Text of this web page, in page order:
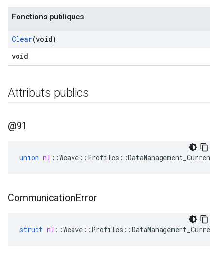
Fonctions publiques
Clear(void)
void
Attributs publics
@91
union nl ::Weave :: Profiles ::DataManagement_Current
CommunicationError
struct nl ::Weave :: Profiles ::DataManagement_Current